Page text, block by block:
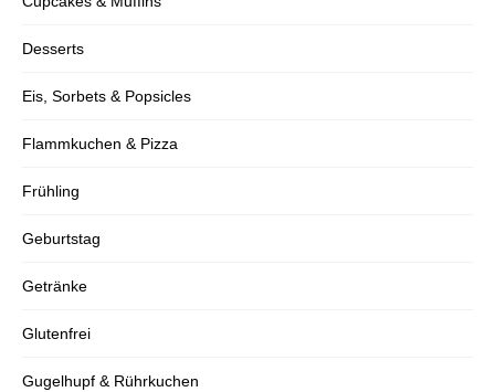
Desserts
Eis, Sorbets & Popsicles
Flammkuchen & Pizza
Frühling
Geburtstag
Getränke
Glutenfrei
Gugelhupf & Rührkuchen
Verpasse kein Rezept mehr und erhalte
regelmäßig neue Rezepte per Mail.
Ich stimme der Datenschutzerklärung zu.